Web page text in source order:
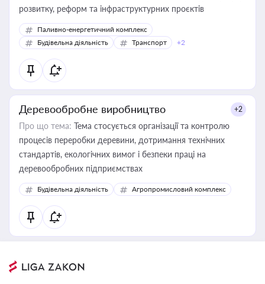
розвитку, реформ та інфраструктурних проєктів
Паливно-енергетичний комплекс
Будівельна діяльність
Транспорт +2
Деревообробне виробництво +2
Про що тема: Тема стосується організації та контролю
процесів переробки деревини, дотримання технічних
стандартів, екологічних вимог і безпеки праці на
деревообробних підприємствах
Будівельна діяльність Агропромисловий комплекс